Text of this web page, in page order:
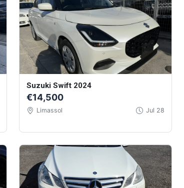
Suzuki Swift 2024
€14,500
Limassol Jul 28